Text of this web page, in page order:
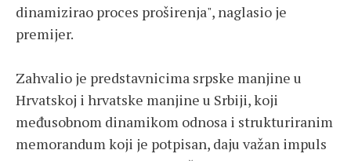
dinamizirao proces proširenja", naglasio je
premijer.
Zahvalio je predstavnicima srpske manjine u
Hrvatskoj i hrvatske manjine u Srbiji, koji
međusobnom dinamikom odnosa i strukturiranim
memorandum koji je potpisan, daju važan impuls